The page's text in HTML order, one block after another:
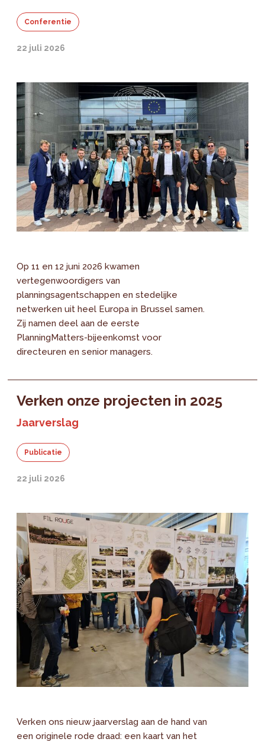
Conferentie
22 juli 2026
Op 11 en 12 juni 2026 kwamen
vertegenwoordigers van
planningsagentschappen en stedelijke
netwerken uit heel Europa in Brussel samen.
Zij namen deel aan de eerste
PlanningMatters-bijeenkomst voor
directeuren en senior managers.
Verken onze projecten in 2025
Jaarverslag
Publicatie
22 juli 2026
Verken ons nieuw jaarverslag aan de hand van
een originele rode draad: een kaart van het